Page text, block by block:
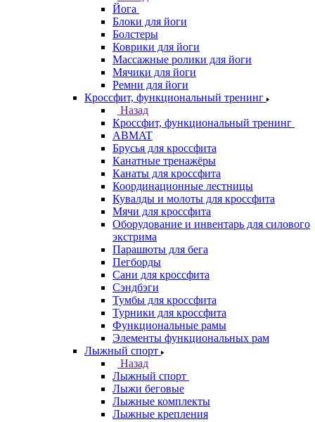
Йога
Блоки для йоги
Болстеры
Коврики для йоги
Массажные ролики для йоги
Мячики для йоги
Ремни для йоги
Кроссфит, функциональный тренинг
Назад
Кроссфит, функциональный тренинг
ABMAT
Брусья для кроссфита
Канатные тренажёры
Канаты для кроссфита
Координационные лестницы
Кувалды и молоты для кроссфита
Мячи для кроссфита
Оборудование и инвентарь для силового
экстрима
Парашюты для бега
Пегборды
Сани для кроссфита
Сэндбэги
Тумбы для кроссфита
Турники для кроссфита
Функциональные рамы
Элементы функциональных рам
Лыжный спорт
Назад
Лыжный спорт
Лыжи беговые
Лыжные комплекты
Лыжные крепления